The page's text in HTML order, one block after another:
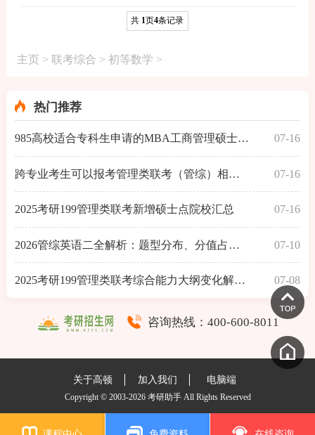
共 1页4条记录
主页 > 联考综合 > 初等数学 >
热门推荐
985高校适合专科生申请的MBA工商管理硕士考的有哪些？ 07-16
跨专业考生可以报考管理类联考（管综）相关院校有哪些 07-16
2025考研199管理类联考新增硕士点院校汇总 07-16
2026管综英语二全解析：题型分布、分值占比与高效备考 07-10
2025考研199管理类联考综合能力大纲变化解析：新增内容 07-08
咨询热线：400-600-8011
关于高顿 加入我们 电脑端
Copyright © 2003-2026 考研助手 All Rights Reserved